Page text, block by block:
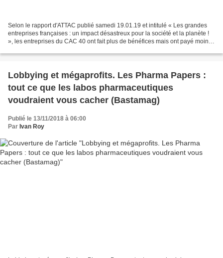
Selon le rapport d'ATTAC publié samedi 19.01.19 et intitulé « Les grandes
entreprises françaises : un impact désastreux pour la société et la planète !
», les entreprises du CAC 40 ont fait plus de bénéfices mais ont payé moins
Lobbying et mégaprofits. Les Pharma Papers :
tout ce que les labos pharmaceutiques
voudraient vous cacher (Bastamag)
Publié le 13/11/2018 à 06:00
Par Ivan Roy